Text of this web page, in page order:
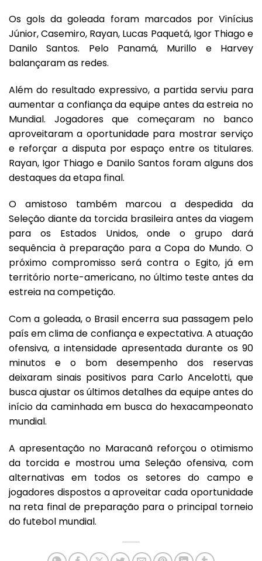
Os gols da goleada foram marcados por Vinícius
Júnior, Casemiro, Rayan, Lucas Paquetá, Igor Thiago e
Danilo Santos. Pelo Panamá, Murillo e Harvey
balançaram as redes.
Além do resultado expressivo, a partida serviu para
aumentar a confiança da equipe antes da estreia no
Mundial. Jogadores que começaram no banco
aproveitaram a oportunidade para mostrar serviço
e reforçar a disputa por espaço entre os titulares.
Rayan, Igor Thiago e Danilo Santos foram alguns dos
destaques da etapa final.
O amistoso também marcou a despedida da
Seleção diante da torcida brasileira antes da viagem
para os Estados Unidos, onde o grupo dará
sequência à preparação para a Copa do Mundo. O
próximo compromisso será contra o Egito, já em
território norte-americano, no último teste antes da
estreia na competição.
Com a goleada, o Brasil encerra sua passagem pelo
país em clima de confiança e expectativa. A atuação
ofensiva, a intensidade apresentada durante os 90
minutos e o bom desempenho dos reservas
deixaram sinais positivos para Carlo Ancelotti, que
busca ajustar os últimos detalhes da equipe antes do
início da caminhada em busca do hexacampeonato
mundial.
A apresentação no Maracanã reforçou o otimismo
da torcida e mostrou uma Seleção ofensiva, com
alternativas em todos os setores do campo e
jogadores dispostos a aproveitar cada oportunidade
na reta final de preparação para o principal torneio
do futebol mundial.